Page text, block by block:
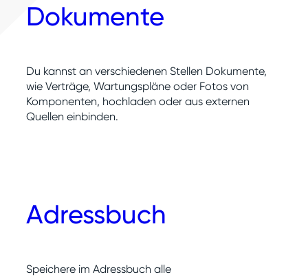
Dokumente
Du kannst an verschiedenen Stellen Dokumente,
wie Verträge, Wartungspläne oder Fotos von
Komponenten, hochladen oder aus externen
Quellen einbinden.
Adressbuch
Speichere im Adressbuch alle